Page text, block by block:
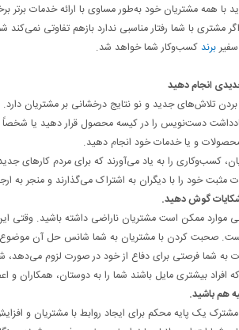
با همه مشتریان خود به‌طور مساوی با ارائه خدمات
مشتری با شما رفتار مناسبی ندارد بازهم تفاوتی
برند کسب‌وکار شما خواهد شد.
بردن تلاش‌های جدید و نو نتایج درخشانی بر
دست‌نویس را در کیسه محصول قرار دهید یا
و یا خدمات خود انجام دهید.
کسب‌وکاری را به یاد می‌آورند که برای مردم کارهای
مثبت خود را با دیگران به اشتراک می‌گذارند و منجر به
موارد ممکن است مشتریان ناراضی داشته باشید. وقتی
صحبت کردن با مشتریان به شما شانس حل آن موضوع
به شما فرصتی برای دفاع از خود در صورت لزوم می‌دهد،
افراد بیشتری مایل باشند شما را به دوستان، همکاران و
مشترک یک پایه محکم برای ایجاد روابط با مشتریان و